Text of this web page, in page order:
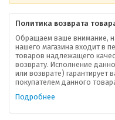
Политика возврата
Обращаем ваше внимание,
нашего магазина входит в
товаров надлежащего
возврату. Исполнение
или возврате) гарантирует
покупателем данного
Подробнее
О компании
Ваша скидка
Контактная информация